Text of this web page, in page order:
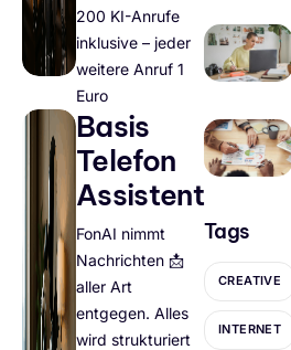
200 KI-Anrufe
inklusive – jeder
weitere Anruf 1
Euro
Basis
Telefon
Assistent
FonAI nimmt
Nachrichten 📩
aller Art
entgegen. Alles
wird strukturiert
Tags
CREATIVE
INTERNET